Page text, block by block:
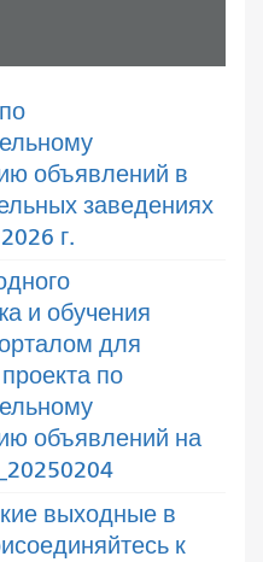
объявлений в
заведениях
г.
и обучения
для
по
объявлений на
выходные в
к